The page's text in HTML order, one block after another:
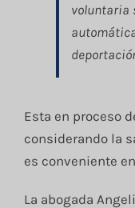
voluntaria
Esta en proceso
considerando la
es conveniente
La abogada